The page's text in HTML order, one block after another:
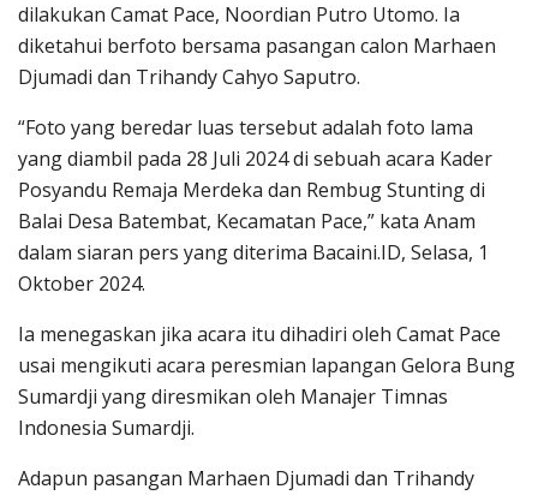
dilakukan Camat Pace, Noordian Putro Utomo. Ia
diketahui berfoto bersama pasangan calon Marhaen
Djumadi dan Trihandy Cahyo Saputro.
“Foto yang beredar luas tersebut adalah foto lama
yang diambil pada 28 Juli 2024 di sebuah acara Kader
Posyandu Remaja Merdeka dan Rembug Stunting di
Balai Desa Batembat, Kecamatan Pace,” kata Anam
dalam siaran pers yang diterima Bacaini.ID, Selasa, 1
Oktober 2024.
Ia menegaskan jika acara itu dihadiri oleh Camat Pace
usai mengikuti acara peresmian lapangan Gelora Bung
Sumardji yang diresmikan oleh Manajer Timnas
Indonesia Sumardji.
Adapun pasangan Marhaen Djumadi dan Trihandy